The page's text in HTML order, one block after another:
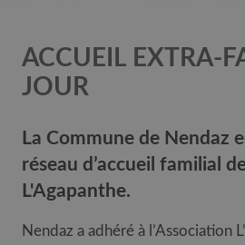
ACCUEIL EXTRA-
JOUR
La Commune de Nendaz
réseau d’accueil familial
L'Agapanthe.
Nendaz a adhéré à l’Association